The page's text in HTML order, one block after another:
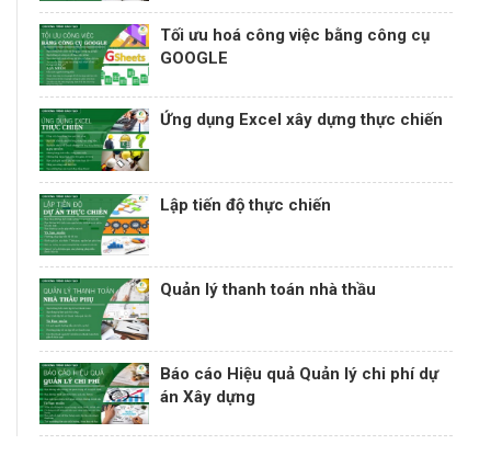
Tối ưu hoá công việc bằng công cụ
GOOGLE
Ứng dụng Excel xây dựng thực chiến
Lập tiến độ thực chiến
Quản lý thanh toán nhà thầu
Báo cáo Hiệu quả Quản lý chi phí dự
án Xây dựng